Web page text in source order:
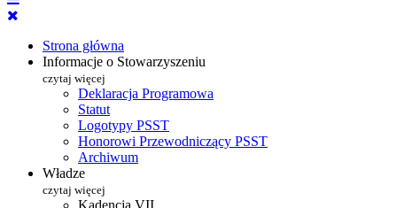
Strona główna
Informacje o Stowarzyszeniu
czytaj więcej
Deklaracja Programowa
Statut
Logotypy PSST
Honorowi Przewodniczący PSST
Archiwum
Władze
czytaj więcej
Kadencja VII